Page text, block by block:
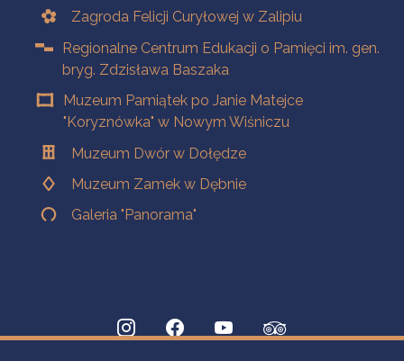
Zagroda Felicji Curyłowej w Zalipiu
Regionalne Centrum Edukacji o Pamięci im. gen.
bryg. Zdzisława Baszaka
Muzeum Pamiątek po Janie Matejce
"Koryznówka" w Nowym Wiśniczu
Muzeum Dwór w Dołędze
Muzeum Zamek w Dębnie
Galeria "Panorama"